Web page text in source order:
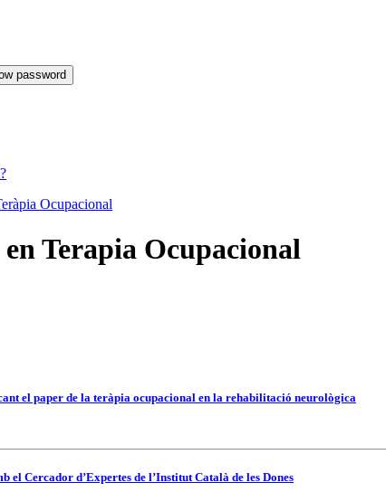
Ocupacional
Terapia Ocupacional
el paper de la teràpia ocupacional en la rehabilitació neurològica
Cercador d’Expertes de l’Institut Català de les Dones